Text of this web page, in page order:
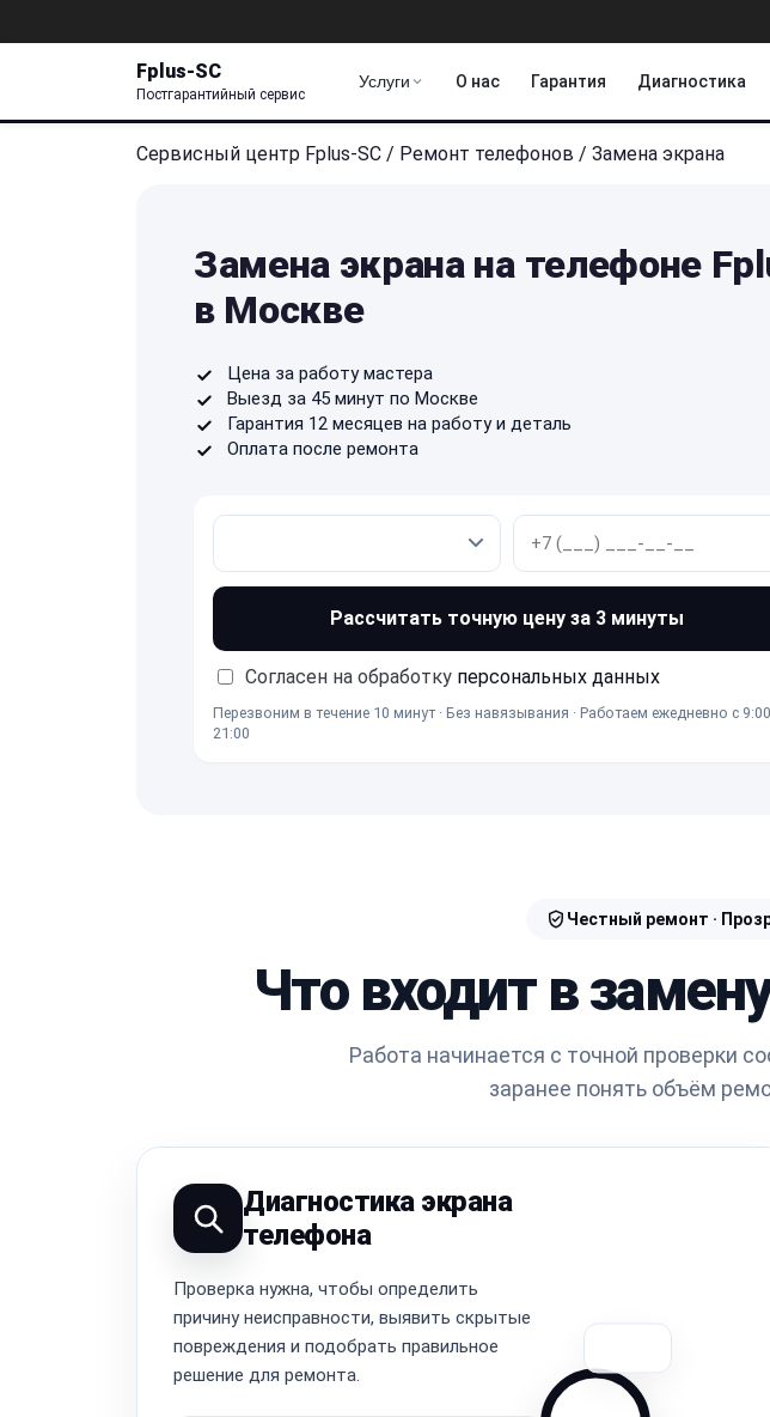
Fplus-SC
Постгарантийный сервис
Услуги О нас Гарантия Диагностика
Сервисный центр Fplus-SC / Ремонт телефонов / Замена экрана
Замена экрана на телефоне
в Москве
Цена за работу мастера
Выезд за 45 минут по Москве
Гарантия 12 месяцев на работу и деталь
Оплата после ремонта
Рассчитать точную цену за 3 минуты
Согласен на обработку персональных данных
Перезвоним в течение 10 минут · Без навязывания · Работаем ежедневно с
21:00
Честный ремонт ·
Что входит в
Работа начинается с точной проверки
заранее понять объём
Диагностика экрана
телефона
Проверка нужна, чтобы определить
причину неисправности, выявить скрытые
повреждения и подобрать правильное
решение для ремонта.